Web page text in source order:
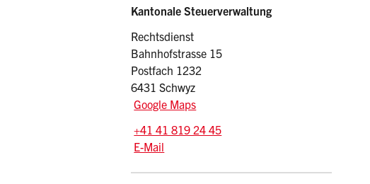
Sidebar
Adresse
Kantonale Steuerverwaltung
Rechtsdienst
Bahnhofstrasse 15
Postfach 1232
6431 Schwyz
Google Maps
Tel.:
+41 41 819 24 45
E-Mail: rd.stv
E-Mail